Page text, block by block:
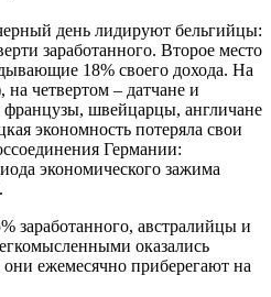
день лидируют бельгийцы:
заработанного. Второе место
18% своего дохода. На
четвертом – датчане и
швейцарцы, англичане
экономность потеряла свои
Германии:
экономического зажима
заработанного, австралийцы и
оказались
ежемесячно приберегают на